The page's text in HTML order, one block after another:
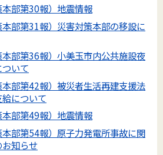
本部第30報）地震情報
本部第31報）災害対策本部の移設に
本部第36報）小美玉市内公共施設夜
いて
本部第42報）被災者生活再建支援法
について
本部第49報）地震情報
本部第54報）原子力発電所事故に関
知らせ